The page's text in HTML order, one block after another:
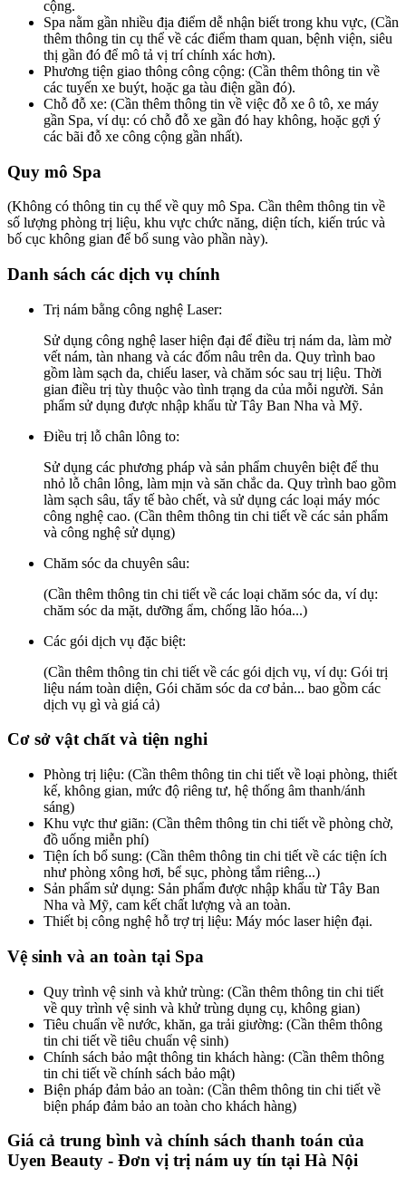
cộng.
Spa nằm gần nhiều địa điểm dễ nhận biết trong khu vực, (Cần
thêm thông tin cụ thể về các điểm tham quan, bệnh viện, siêu
thị gần đó để mô tả vị trí chính xác hơn).
Phương tiện giao thông công cộng: (Cần thêm thông tin về
các tuyến xe buýt, hoặc ga tàu điện gần đó).
Chỗ đỗ xe: (Cần thêm thông tin về việc đỗ xe ô tô, xe máy
gần Spa, ví dụ: có chỗ đỗ xe gần đó hay không, hoặc gợi ý
các bãi đỗ xe công cộng gần nhất).
Quy mô Spa
(Không có thông tin cụ thể về quy mô Spa. Cần thêm thông tin về
số lượng phòng trị liệu, khu vực chức năng, diện tích, kiến trúc và
bố cục không gian để bổ sung vào phần này).
Danh sách các dịch vụ chính
Trị nám bằng công nghệ Laser:
Sử dụng công nghệ laser hiện đại để điều trị nám da, làm mờ
vết nám, tàn nhang và các đốm nâu trên da. Quy trình bao
gồm làm sạch da, chiếu laser, và chăm sóc sau trị liệu. Thời
gian điều trị tùy thuộc vào tình trạng da của mỗi người. Sản
phẩm sử dụng được nhập khẩu từ Tây Ban Nha và Mỹ.
Điều trị lỗ chân lông to:
Sử dụng các phương pháp và sản phẩm chuyên biệt để thu
nhỏ lỗ chân lông, làm mịn và săn chắc da. Quy trình bao gồm
làm sạch sâu, tẩy tế bào chết, và sử dụng các loại máy móc
công nghệ cao. (Cần thêm thông tin chi tiết về các sản phẩm
và công nghệ sử dụng)
Chăm sóc da chuyên sâu:
(Cần thêm thông tin chi tiết về các loại chăm sóc da, ví dụ:
chăm sóc da mặt, dưỡng ẩm, chống lão hóa...)
Các gói dịch vụ đặc biệt:
(Cần thêm thông tin chi tiết về các gói dịch vụ, ví dụ: Gói trị
liệu nám toàn diện, Gói chăm sóc da cơ bản... bao gồm các
dịch vụ gì và giá cả)
Cơ sở vật chất và tiện nghi
Phòng trị liệu: (Cần thêm thông tin chi tiết về loại phòng, thiết
kế, không gian, mức độ riêng tư, hệ thống âm thanh/ánh
sáng)
Khu vực thư giãn: (Cần thêm thông tin chi tiết về phòng chờ,
đồ uống miễn phí)
Tiện ích bổ sung: (Cần thêm thông tin chi tiết về các tiện ích
như phòng xông hơi, bể sục, phòng tắm riêng...)
Sản phẩm sử dụng: Sản phẩm được nhập khẩu từ Tây Ban
Nha và Mỹ, cam kết chất lượng và an toàn.
Thiết bị công nghệ hỗ trợ trị liệu: Máy móc laser hiện đại.
Vệ sinh và an toàn tại Spa
Quy trình vệ sinh và khử trùng: (Cần thêm thông tin chi tiết
về quy trình vệ sinh và khử trùng dụng cụ, không gian)
Tiêu chuẩn về nước, khăn, ga trải giường: (Cần thêm thông
tin chi tiết về tiêu chuẩn vệ sinh)
Chính sách bảo mật thông tin khách hàng: (Cần thêm thông
tin chi tiết về chính sách bảo mật)
Biện pháp đảm bảo an toàn: (Cần thêm thông tin chi tiết về
biện pháp đảm bảo an toàn cho khách hàng)
Giá cả trung bình và chính sách thanh toán của
Uyen Beauty - Đơn vị trị nám uy tín tại Hà Nội